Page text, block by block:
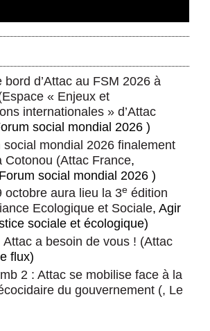
bord d’Attac au FSM 2026 à
Espace « Enjeux et
internationales » d’Attac
social mondial 2026 )
social mondial 2026 finalement
Cotonou (Attac France,
social mondial 2026 )
octobre aura lieu la 3e édition
Ecologique et Sociale, Agir
sociale et écologique)
Attac a besoin de vous ! (Attac
flux)
2 : Attac se mobilise face à la
du gouvernement (, Le